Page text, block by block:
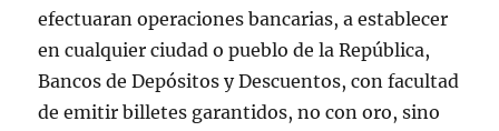
efectuaran operaciones bancarias, a establecer
en cualquier ciudad o pueblo de la República,
Bancos de Depósitos y Descuentos, con facultad
de emitir billetes garantidos, no con oro, sino